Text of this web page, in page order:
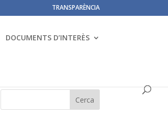
TRANSPARÈNCIA
DOCUMENTS D’INTERÈS